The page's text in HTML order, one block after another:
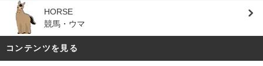
HORSE
競馬・ウマ
コンテンツを見る